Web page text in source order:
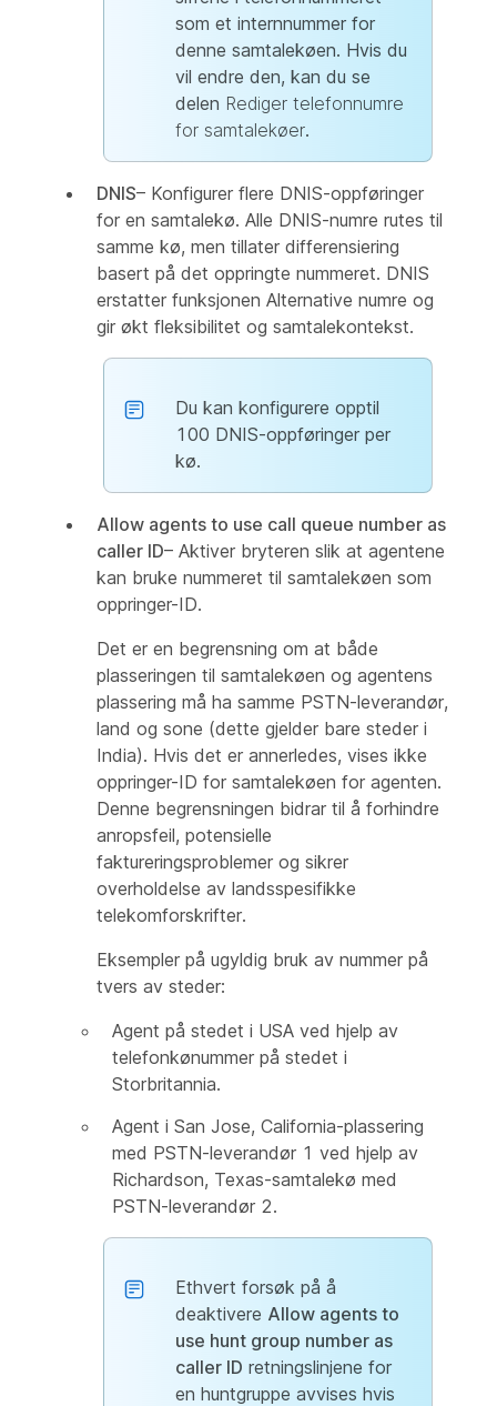
som et internnummer for
denne samtalekøen. Hvis du
vil endre den, kan du se
delen Rediger telefonnumre
for samtalekøer.
DNIS– Konfigurer flere DNIS-oppføringer
for en samtalekø. Alle DNIS-numre rutes til
samme kø, men tillater differensiering
basert på det oppringte nummeret. DNIS
erstatter funksjonen Alternative numre og
gir økt fleksibilitet og samtalekontekst.
Du kan konfigurere opptil
100 DNIS-oppføringer per
kø.
Allow agents to use call queue number as
caller ID– Aktiver bryteren slik at agentene
kan bruke nummeret til samtalekøen som
oppringer-ID.
Det er en begrensning om at både
plasseringen til samtalekøen og agentens
plassering må ha samme PSTN-leverandør,
land og sone (dette gjelder bare steder i
India). Hvis det er annerledes, vises ikke
oppringer-ID for samtalekøen for agenten.
Denne begrensningen bidrar til å forhindre
anropsfeil, potensielle
faktureringsproblemer og sikrer
overholdelse av landsspesifikke
telekomforskrifter.
Eksempler på ugyldig bruk av nummer på
tvers av steder:
Agent på stedet i USA ved hjelp av
telefonkønummer på stedet i
Storbritannia.
Agent i San Jose, California-plassering
med PSTN-leverandør 1 ved hjelp av
Richardson, Texas-samtalekø med
PSTN-leverandør 2.
Ethvert forsøk på å
deaktivere Allow agents to
use hunt group number as
caller ID retningslinjene for
en huntgruppe avvises hvis